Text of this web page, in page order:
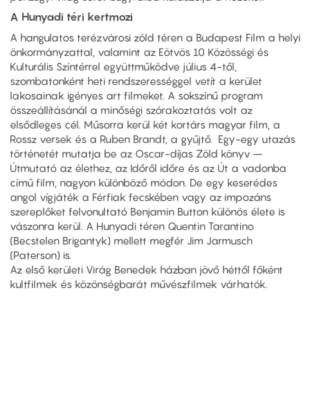
A Hunyadi téri kertmozi
A hangulatos terézvárosi zöld téren a Budapest Film a helyi
önkormányzattal, valamint az Eötvös 10 Közösségi és
Kulturális Színtérrel együttműködve július 4-től,
szombatonként heti rendszerességgel vetít a kerület
lakosainak igényes art filmeket. A sokszínű program
összeállításánál a minőségi szórakoztatás volt az
elsődleges cél. Műsorra kerül két kortárs magyar film, a
Rossz versek és a Ruben Brandt, a gyűjtő. Egy-egy utazás
történetét mutatja be az Oscar-díjas Zöld könyv –
Útmutató az élethez, az Időről időre és az Út a vadonba
című film, nagyon különböző módon. De egy keserédes
angol vígjáték a Férfiak fecskében vagy az impozáns
szereplőket felvonultató Benjamin Button különös élete is
vászonra kerül. A Hunyadi téren Quentin Tarantino
(Becstelen Brigantyk) mellett megfér Jim Jarmusch
(Paterson) is.
Az első kerületi Virág Benedek házban jövő héttől főként
kultfilmek és közönségbarát művészfilmek várhatók.